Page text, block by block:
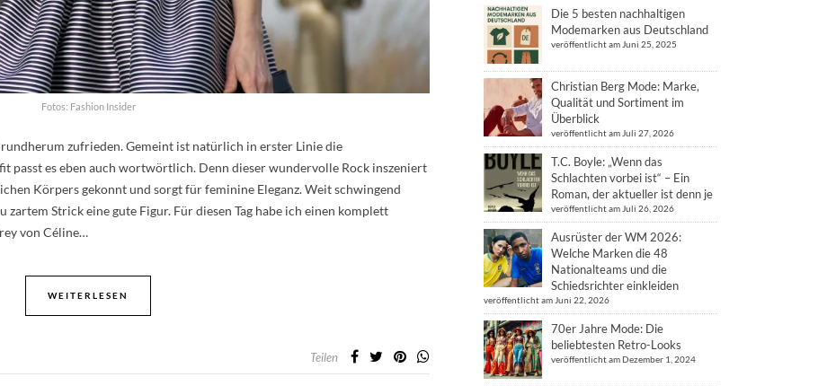
Fotos: Fashion Insider
zufrieden. Gemeint ist natürlich in erster Linie die
passt es eben auch wortwörtlich. Denn dieser wundervolle Rock inszeniert
Körpers gekonnt und sorgt für feminine Eleganz. Weit schwingend
zartem Strick eine gute Figur. Für diesen Tag habe ich einen komplett
von Céline…
WEITERLESEN
Teilen
Die 5 besten nachhaltigen
Modemarken aus Deutschland
veröffentlicht am Juni 25, 2025
Christian Berg Mode: Marke,
Qualität und Sortiment im
Überblick
veröffentlicht am Juli 27, 2026
T.C. Boyle: „Wenn das
Schlachten vorbei ist“ – Ein
Roman, der aktueller ist denn je
veröffentlicht am Juli 26, 2026
Ausrüster der WM 2026:
Welche Marken die 48
Nationalteams und die
Schiedsrichter einkleiden
veröffentlicht am Juni 22, 2026
70er Jahre Mode: Die
beliebtesten Retro-Looks
veröffentlicht am Dezember 1, 2024